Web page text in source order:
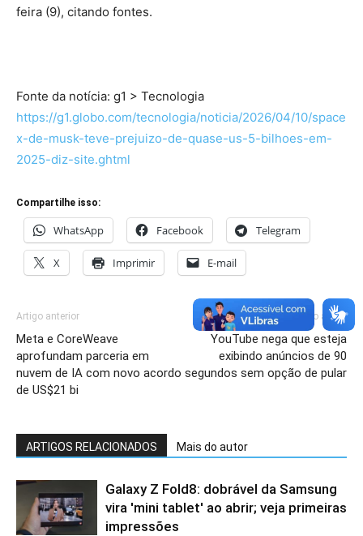
feira (9), citando fontes.
Fonte da notícia: g1 > Tecnologia
https://g1.globo.com/tecnologia/noticia/2026/04/10/space
x-de-musk-teve-prejuizo-de-quase-us-5-bilhoes-em-
2025-diz-site.ghtml
Compartilhe isso:
WhatsApp Facebook Telegram
X Imprimir E-mail
Artigo anterior
Meta e CoreWeave
aprofundam parceria em
nuvem de IA com novo acordo
de US$21 bi
Próximo artigo
YouTube nega que esteja
exibindo anúncios de 90
segundos sem opção de pular
ARTIGOS RELACIONADOS Mais do autor
Galaxy Z Fold8: dobrável da Samsung
vira 'mini tablet' ao abrir; veja primeiras
impressões